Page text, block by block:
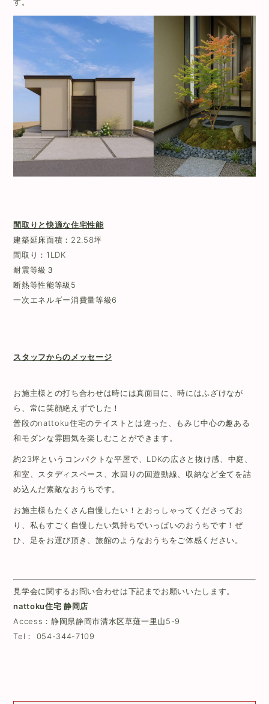
間取りと快適な住宅性能
建築延床面積：22.58坪
間取り：1LDK
耐震等級３
断熱等性能等級5
一次エネルギー消費量等級6
スタッフからのメッセージ
お施主様との打ち合わせは時には真面目に、時にはふざけなが
ら、常に笑顔絶えずでした！
普段のnattoku住宅のテイストとは違った、もみじ中心の趣ある
和モダンな雰囲気を楽しむことができます。
約23坪というコンパクトな平屋で、LDKの広さと抜け感、中庭、
和室、スタディスペース、水回りの回遊動線、収納など全てを詰
め込んだ素敵なおうちです。
お施主様もたくさん自慢したい！とおっしゃってくださってお
り、私もすごく自慢したい気持ちでいっぱいのおうちです！ぜ
ひ、足をお運び頂き、旅館のようなおうちをご体感ください。
見学会に関するお問い合わせは下記までお願いいたします。
nattoku住宅 静岡店
Access： 静岡県静岡市清水区草薙一里山5-9
Tel： 054-344-7109